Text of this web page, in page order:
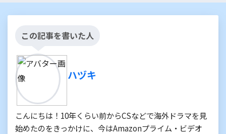
この記事を書いた人
ハヅキ
こんにちは！10年くらい前からCSなどで海外ドラマを見
始めたのをきっかけに、今はAmazonプライム・ビデオ